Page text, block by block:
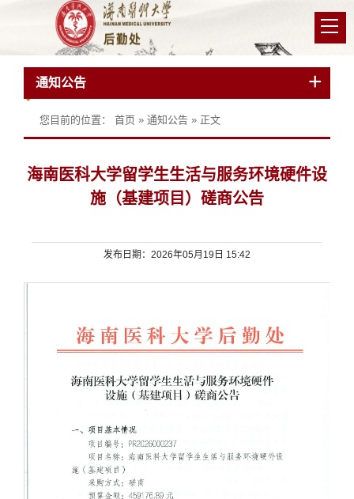
通知公告
您目前的位置： 首页 » 通知公告 » 正文
海南医科大学留学生生活与服务环境硬件设
施（基建项目）磋商公告
发布日期：2026年05月19日 15:42